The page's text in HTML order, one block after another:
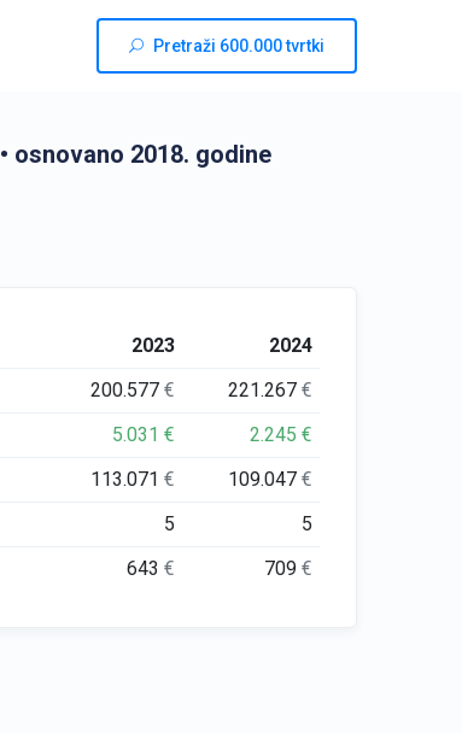
Pretraži 600.000 tvrtki
• osnovano 2018. godine
2023
2024
200.577€ 221.267€
5.031€ 2.245€
113.071€ 109.047€
5
5
643€ 709€